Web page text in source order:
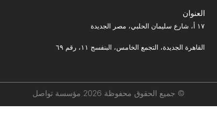
العنوان
١٧ أ، شارع سليمان الحلبي، مصر الجديدة
القاهرة الجديدة، التجمع الخامس، البنفسج ١١، رقم ٦٩
© جميع الحقوق محفوظة 2026 مؤسسة تواصل